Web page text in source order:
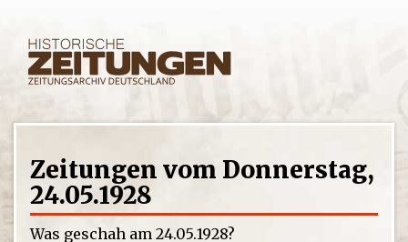
Zeitungen vom Donnerstag,
24.05.1928
Was geschah am 24.05.1928?